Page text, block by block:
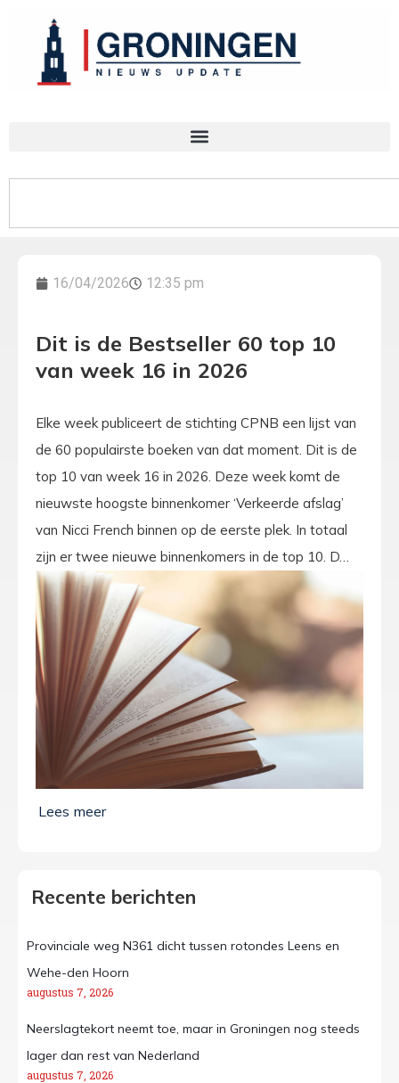
16/04/2026 12:35 pm
Dit is de Bestseller 60 top 10
van week 16 in 2026
Elke week publiceert de stichting CPNB een lijst van
de 60 populairste boeken van dat moment. Dit is de
top 10 van week 16 in 2026. Deze week komt de
nieuwste hoogste binnenkomer ‘Verkeerde afslag’
van Nicci French binnen op de eerste plek. In totaal
zijn er twee nieuwe binnenkomers in de top 10. D…
Recente berichten
Provinciale weg N361 dicht tussen rotondes Leens en
Wehe-den Hoorn
augustus 7, 2026
Neerslagtekort neemt toe, maar in Groningen nog steeds
lager dan rest van Nederland
augustus 7, 2026